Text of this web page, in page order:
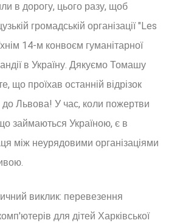
в дорогу, цього разу, щоб
громадській організації "Les
14-м конвоєм гуманітарної
в Україну. Дякуємо Томашу
що проїхав останній відрізок
до Львова! У час, коли пожертви
займаються Україною, є в
між неурядовими організаціями
виклик: перевезення
для дітей Харківської